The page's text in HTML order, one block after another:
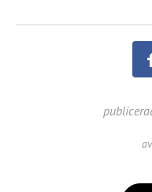
av